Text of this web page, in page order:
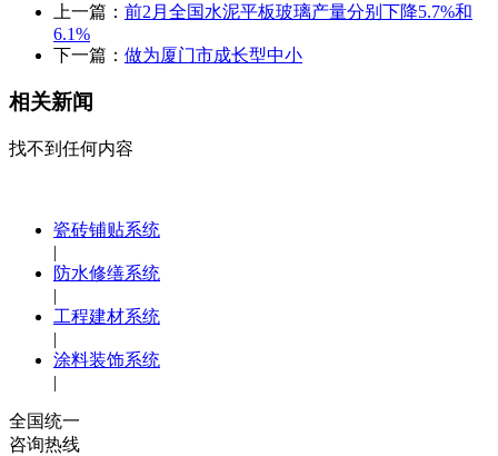
上一篇： 前2月全国水泥平板玻璃产量分别下降5.7%和
6.1%
下一篇： 做为厦门市成长型中小
相关新闻
找不到任何内容
瓷砖铺贴系统
|
防水修缮系统
|
工程建材系统
|
涂料装饰系统
|
全国统一
咨询热线